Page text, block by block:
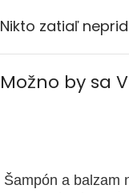
Nikto zatiaľ
Možno by sa
Šampón a balzam